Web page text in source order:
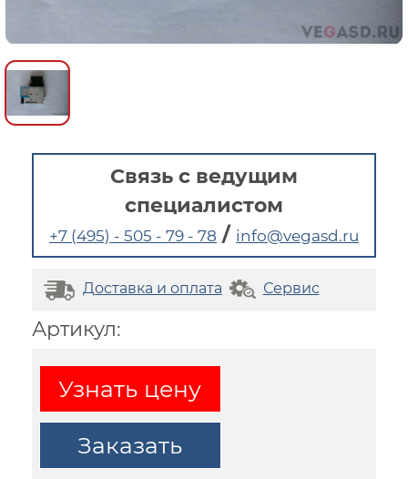
Связь с ведущим
специалистом
+7 (495) - 505 - 79 - 78 / info@vegasd.ru
Доставка и оплата Сервис
Артикул:
Узнать цену
Заказать